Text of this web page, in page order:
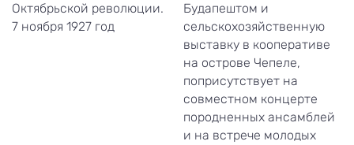
Октябрьской революции.
7 ноября 1927 год
Будапештом и
сельскохозяйственную
выставку в кооперативе
на острове Чепеле,
поприсутствует на
совместном концерте
породненных ансамблей
и на встрече молодых